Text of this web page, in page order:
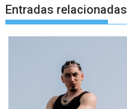
Entradas relacionadas